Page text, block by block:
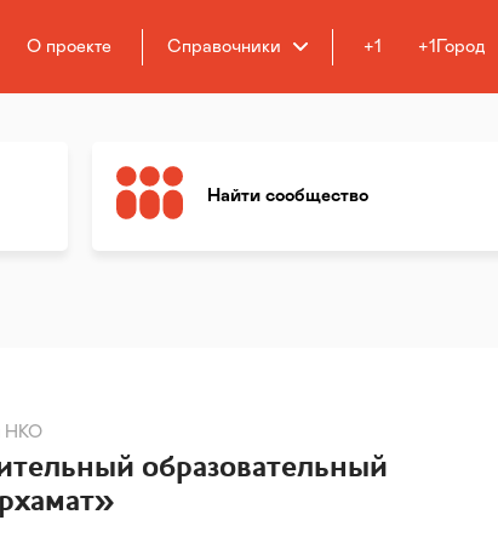
О проекте Справочники +1 +1Город
Найти сообщество
НКО
образовательный